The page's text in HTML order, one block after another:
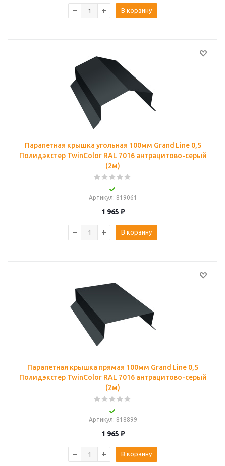
В корзину
Парапетная крышка угольная 100мм Grand Line 0,5
Полидэкстер TwinColor RAL 7016 антрацитово-серый
(2м)
Артикул: 819061
1 965 ₽
В корзину
Парапетная крышка прямая 100мм Grand Line 0,5
Полидэкстер TwinColor RAL 7016 антрацитово-серый
(2м)
Артикул: 818899
1 965 ₽
В корзину